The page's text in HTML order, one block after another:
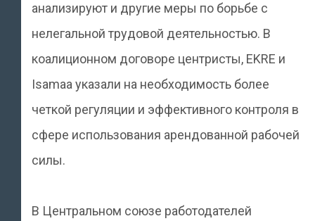
анализируют и другие меры по борьбе с
нелегальной трудовой деятельностью. В
коалиционном договоре центристы, EKRE и
Isamaa указали на необходимость более
четкой регуляции и эффективного контроля в
сфере использования арендованной рабочей
силы.
В Центральном союзе работодателей